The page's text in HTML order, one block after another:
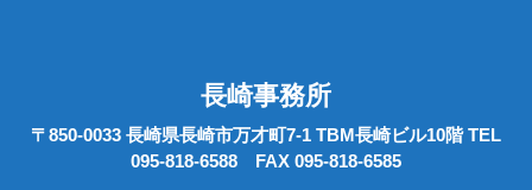
長崎事務所
〒850-0033 長崎県長崎市万才町7-1 TBM長崎ビル10階 TEL
095-818-6588 FAX 095-818-6585